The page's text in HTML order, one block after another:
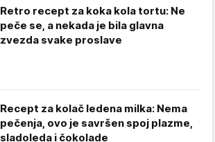
Retro recept za koka kola tortu: Ne
peče se, a nekada je bila glavna
zvezda svake proslave
Recept za kolač ledena milka: Nema
pečenja, ovo je savršen spoj plazme,
sladoleda i čokolade